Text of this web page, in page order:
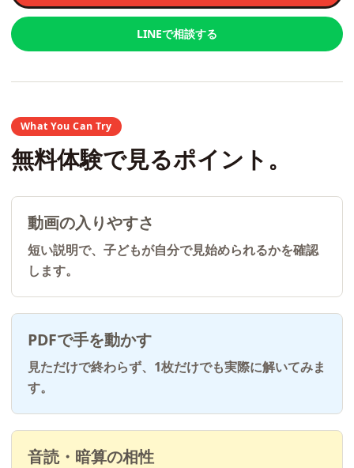
LINEで相談する
What You Can Try
無料体験で見るポイント。
動画の入りやすさ
短い説明で、子どもが自分で見始められるかを確認
します。
PDFで手を動かす
見ただけで終わらず、1枚だけでも実際に解いてみま
す。
音読・暗算の相性